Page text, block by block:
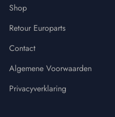
Shop
Retour Europarts
Contact
Algemene Voorwaarden
Privacyverklaring